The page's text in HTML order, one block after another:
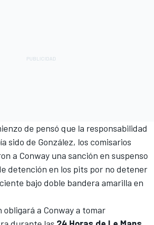
de pensó que la responsabilidad
sido de González, los comisarios
a Conway una sanción en suspenso
detención en los pits por no detener
bajo doble bandera amarilla en
obligará a Conway a tomar